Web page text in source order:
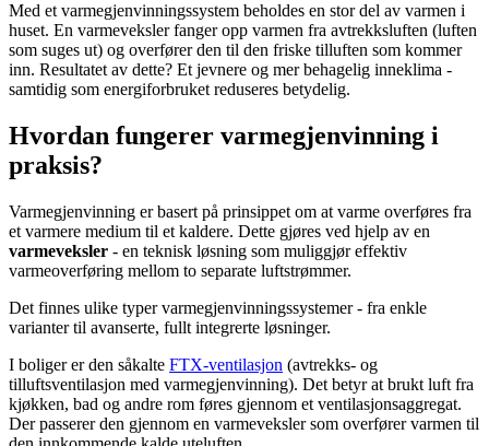
Med et varmegjenvinningssystem beholdes en stor del av varmen i
huset. En varmeveksler fanger opp varmen fra avtrekksluften (luften
som suges ut) og overfører den til den friske tilluften som kommer
inn. Resultatet av dette? Et jevnere og mer behagelig inneklima -
samtidig som energiforbruket reduseres betydelig.
Hvordan fungerer varmegjenvinning i
praksis?
Varmegjenvinning er basert på prinsippet om at varme overføres fra
et varmere medium til et kaldere. Dette gjøres ved hjelp av en
varmeveksler - en teknisk løsning som muliggjør effektiv
varmeoverføring mellom to separate luftstrømmer.
Det finnes ulike typer varmegjenvinningssystemer - fra enkle
varianter til avanserte, fullt integrerte løsninger.
I boliger er den såkalte FTX-ventilasjon (avtrekks- og
tilluftsventilasjon med varmegjenvinning). Det betyr at brukt luft fra
kjøkken, bad og andre rom føres gjennom et ventilasjonsaggregat.
Der passerer den gjennom en varmeveksler som overfører varmen til